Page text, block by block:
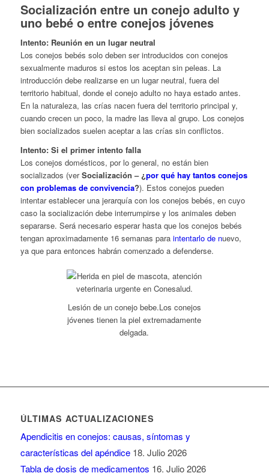
Socialización entre un conejo adulto y
uno bebé o entre conejos jóvenes
Intento: Reunión en un lugar neutral
Los conejos bebés solo deben ser introducidos con conejos
sexualmente maduros si estos los aceptan sin peleas. La
introducción debe realizarse en un lugar neutral, fuera del
territorio habitual, donde el conejo adulto no haya estado antes.
En la naturaleza, las crías nacen fuera del territorio principal y,
cuando crecen un poco, la madre las lleva al grupo. Los conejos
bien socializados suelen aceptar a las crías sin conflictos.
Intento: Si el primer intento falla
Los conejos domésticos, por lo general, no están bien
socializados (verSocialización – ¿por qué hay tantos conejos
con problemas de convivencia?). Estos conejos pueden
intentar establecer una jerarquía con los conejos bebés, en cuyo
caso la socialización debe interrumpirse y los animales deben
separarse. Será necesario esperar hasta que los conejos bebés
tengan aproximadamente 16 semanas para intentarlo de nuevo,
ya que para entonces habrán comenzado a defenderse.
Lesión de un conejo bebe.Los conejos
jóvenes tienen la piel extremadamente
delgada.
ÚLTIMAS ACTUALIZACIONES
Apendicitis en conejos: causas, síntomas y
características del apéndice 18. Julio 2026
Tabla de dosis de medicamentos 16. Julio 2026